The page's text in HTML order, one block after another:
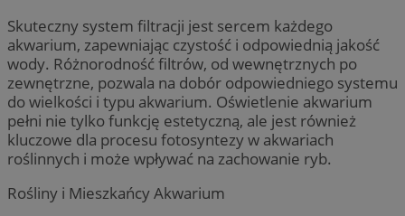
Skuteczny system filtracji jest sercem każdego
akwarium, zapewniając czystość i odpowiednią jakość
wody. Różnorodność filtrów, od wewnętrznych po
zewnętrzne, pozwala na dobór odpowiedniego systemu
do wielkości i typu akwarium. Oświetlenie akwarium
pełni nie tylko funkcję estetyczną, ale jest również
kluczowe dla procesu fotosyntezy w akwariach
roślinnych i może wpływać na zachowanie ryb.
Rośliny i Mieszkańcy Akwarium